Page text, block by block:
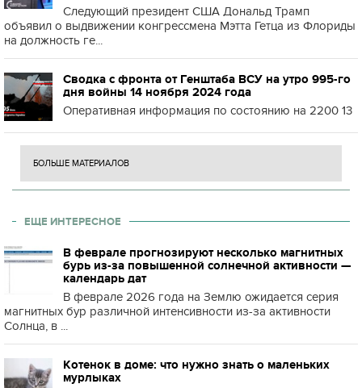
Следующий президент США Дональд Трамп
объявил о выдвижении конгрессмена Мэтта Гетца из Флориды
на должность ге...
Сводка с фронта от Генштаба ВСУ на утро 995-го
дня войны 14 ноября 2024 года
Оперативная информация по состоянию на 2200 13
БОЛЬШЕ МАТЕРИАЛОВ
ЕЩЕ ИНТЕРЕСНОЕ
В феврале прогнозируют несколько магнитных
бурь из-за повышенной солнечной активности —
календарь дат
В феврале 2026 года на Землю ожидается серия
магнитных бур различной интенсивности из-за активности
Солнца, в ...
Котенок в доме: что нужно знать о маленьких
мурлыках